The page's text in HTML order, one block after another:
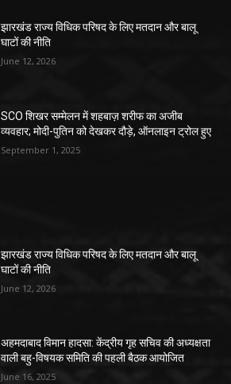
झारखंड राज्य विधिक परिषद के लिए मतदान और बालू
घाटों की नीति
June 12, 2026
SCO शिखर सम्मेलन में शहबाज़ शरीफ का अजीब
व्यवहार; मोदी-पुतिन को देखकर दौड़े, ऑनलाइन ट्रोल हुए
September 1, 2025
झारखंड राज्य विधिक परिषद के लिए मतदान और बालू
घाटों की नीति
June 12, 2026
अहमदाबाद विमान हादसा: केंद्रीय गृह सचिव की अध्यक्षता
वाली बहु-विषयक समिति की पहली बैठक आयोजित
June 16, 2025